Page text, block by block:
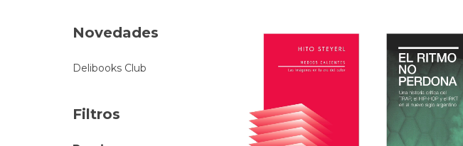
Novedades
Delibooks Club
Filtros